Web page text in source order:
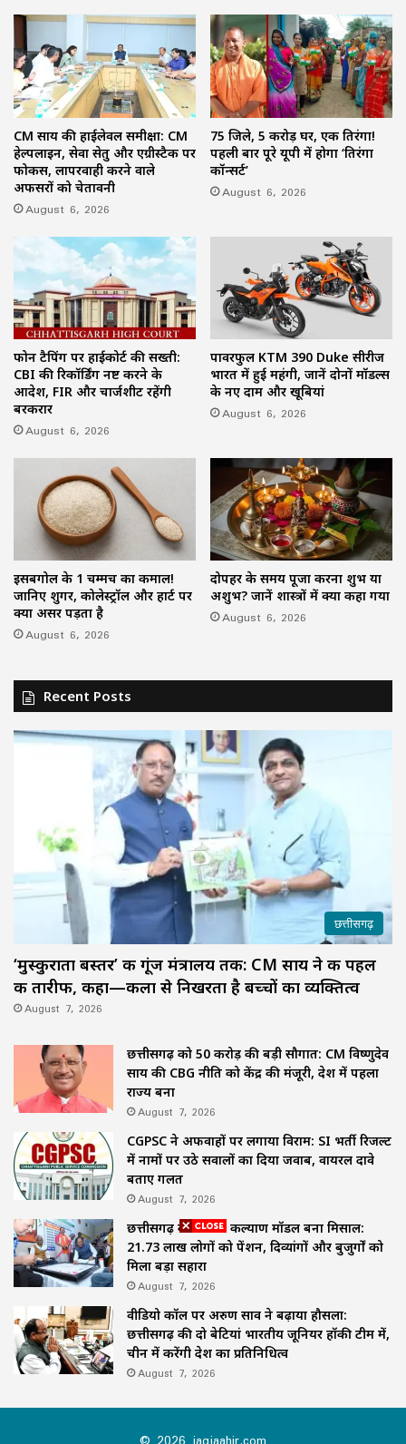
CM साय की हाईलेवल समीक्षा: CM
हेल्पलाइन, सेवा सेतु और एग्रीस्टैक पर
फोकस, लापरवाही करने वाले
अफसरों को चेतावनी
August 6, 2026
75 जिले, 5 करोड़ घर, एक तिरंगा!
पहली बार पूरे यूपी में होगा ‘तिरंगा
कॉन्सर्ट’
August 6, 2026
फोन टैपिंग पर हाईकोर्ट की सख्ती:
CBI की रिकॉर्डिंग नष्ट करने के
आदेश, FIR और चार्जशीट रहेंगी
बरकरार
August 6, 2026
पावरफुल KTM 390 Duke सीरीज
भारत में हुई महंगी, जानें दोनों मॉडल्स
के नए दाम और खूबियां
August 6, 2026
इसबगोल के 1 चम्मच का कमाल!
जानिए शुगर, कोलेस्ट्रॉल और हार्ट पर
क्या असर पड़ता है
August 6, 2026
दोपहर के समय पूजा करना शुभ या
अशुभ? जानें शास्त्रों में क्या कहा गया
August 6, 2026
Recent Posts
छत्तीसगढ़
‘मुस्कुराता बस्तर’ की गूंज मंत्रालय तक: CM साय ने की पहल
की तारीफ, कहा—कला से निखरता है बच्चों का व्यक्तित्व
August 7, 2026
छत्तीसगढ़ को 50 करोड़ की बड़ी सौगात: CM विष्णुदेव
साय की CBG नीति को केंद्र की मंजूरी, देश में पहला
राज्य बना
August 7, 2026
CGPSC ने अफवाहों पर लगाया विराम: SI भर्ती रिजल्ट
में नामों पर उठे सवालों का दिया जवाब, वायरल दावे
बताए गलत
August 7, 2026
छत्तीसगढ़ का समाज कल्याण मॉडल बना मिसाल:
21.73 लाख लोगों को पेंशन, दिव्यांगों और बुजुर्गों को
मिला बड़ा सहारा
August 7, 2026
वीडियो कॉल पर अरुण साव ने बढ़ाया हौसला:
छत्तीसगढ़ की दो बेटियां भारतीय जूनियर हॉकी टीम में,
चीन में करेंगी देश का प्रतिनिधित्व
August 7, 2026